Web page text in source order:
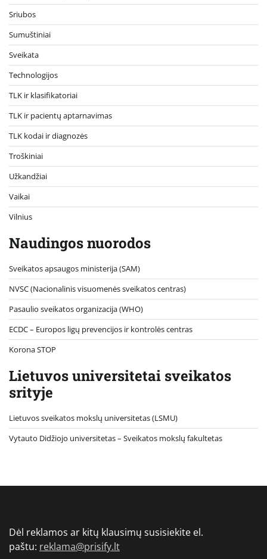
Sriubos
Sumuštiniai
Sveikata
Technologijos
TLK ir klasifikatoriai
TLK ir pacientų aptarnavimas
TLK kodai ir diagnozės
Troškiniai
Užkandžiai
Vaikai
Vilnius
Naudingos nuorodos
Sveikatos apsaugos ministerija (SAM)
NVSC (Nacionalinis visuomenės sveikatos centras)
Pasaulio sveikatos organizacija (WHO)
ECDC – Europos ligų prevencijos ir kontrolės centras
Korona STOP
Lietuvos universitetai sveikatos
srityje
Lietuvos sveikatos mokslų universitetas (LSMU)
Vytauto Didžiojo universitetas– Sveikatos mokslų fakultetas
Dėl reklamos ar kitų klausimų susisiekite el.
paštu: reklama@prisify.lt